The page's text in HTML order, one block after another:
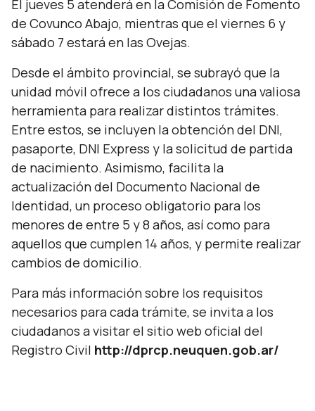
El jueves 5 atenderá en la Comisión de Fomento
de Covunco Abajo, mientras que el viernes 6 y
sábado 7 estará en las Ovejas.
Desde el ámbito provincial, se subrayó que la
unidad móvil ofrece a los ciudadanos una valiosa
herramienta para realizar distintos trámites.
Entre estos, se incluyen la obtención del DNI,
pasaporte, DNI Express y la solicitud de partida
de nacimiento. Asimismo, facilita la
actualización del Documento Nacional de
Identidad, un proceso obligatorio para los
menores de entre 5 y 8 años, así como para
aquellos que cumplen 14 años, y permite realizar
cambios de domicilio.
Para más información sobre los requisitos
necesarios para cada trámite, se invita a los
ciudadanos a visitar el sitio web oficial del
Registro Civil http://dprcp.neuquen.gob.ar/